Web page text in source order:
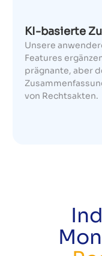
KI-basierte
Unsere
Features
prägnante, aber
von Rechtsakten.